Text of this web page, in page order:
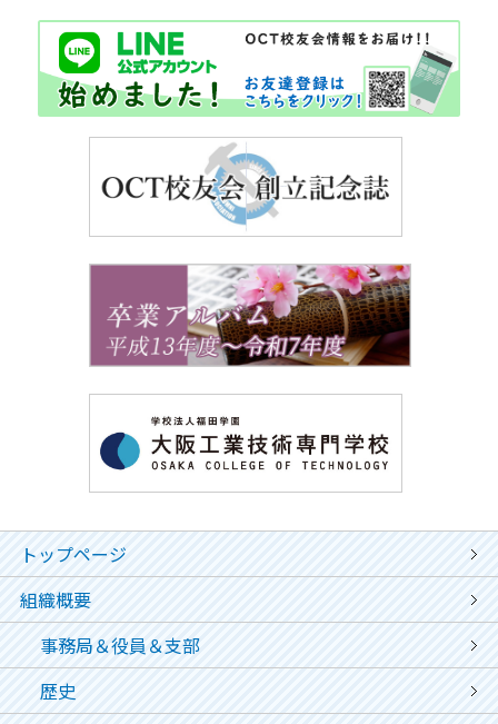
トップページ
組織概要
事務局＆役員＆支部
歴史